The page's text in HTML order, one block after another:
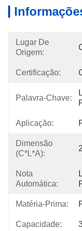
Lugar De
Origem:
Certificação:
Palavra-Chave:
Aplicação:
Dimensão
(C*L*A):
Nota
Automática:
Matéria-Prima:
Capacidade: